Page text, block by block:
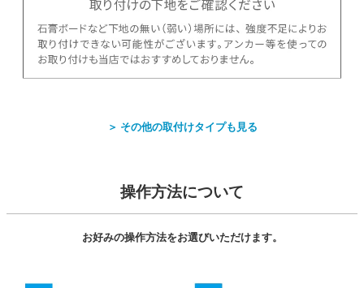
＞ その他の取付けタイプも見る
操作方法について
お好みの操作方法をお選びいただけます。